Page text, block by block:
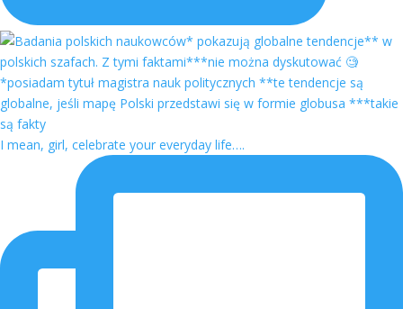
I mean, girl, celebrate your everyday life….